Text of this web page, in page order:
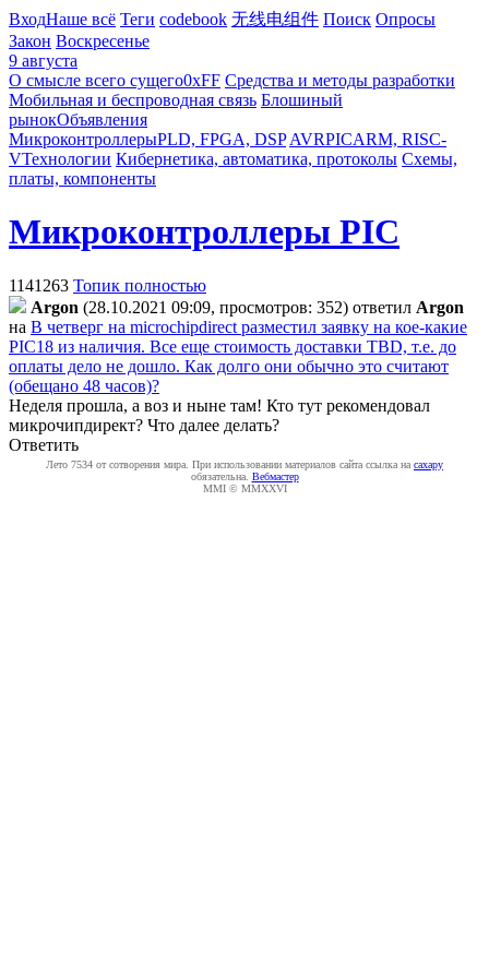
ВходНаше всё Теги codebook 无线电组件 Поиск Опросы
Закон Воскресенье
9 августа
О смысле всего сущего0xFF Средства и методы разработки
Мобильная и беспроводная связь Блошиный
рынокОбъявления
МикроконтроллерыPLD, FPGA, DSP AVRPICARM, RISC-
VТехнологии Кибернетика, автоматика, протоколы Схемы,
платы, компоненты
Микроконтроллеры PIC
1141263 Топик полностью
Argon (28.10.2021 09:09, просмотров: 352) ответил Argon
на В четверг на microchipdirect разместил заявку на кое-какие
PIC18 из наличия. Все еще стоимость доставки TBD, т.е. до
оплаты дело не дошло. Как долго они обычно это считают
(обещано 48 часов)?
Неделя прошла, а воз и ныне там! Кто тут рекомендовал
микрочипдирект? Что далее делать?
Ответить
Лето 7534 от сотворения мира. При использовании материалов сайта ссылка на caxapу
обязательна. Вебмастер
MMI © MMXXVI